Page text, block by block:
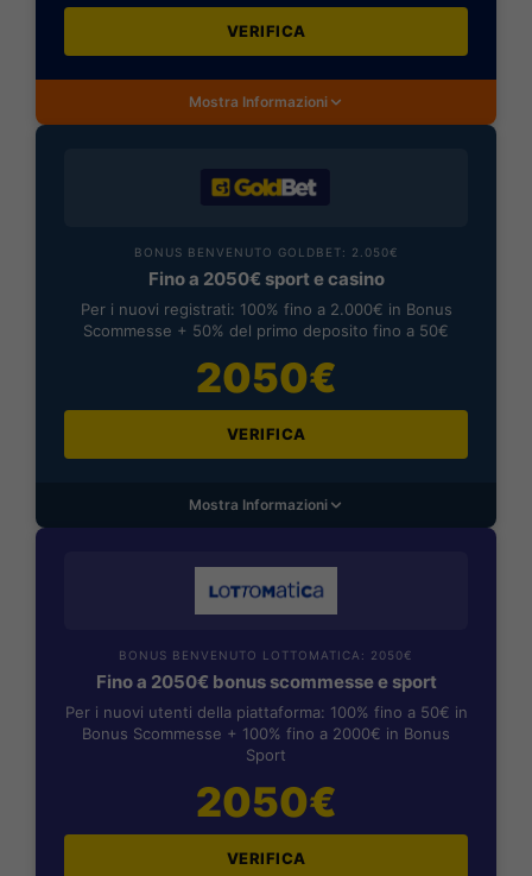
VERIFICA
Mostra Informazioni
BONUS BENVENUTO GOLDBET: 2.050€
Fino a 2050€ sport e casino
Per i nuovi registrati: 100% fino a 2.000€ in Bonus
Scommesse + 50% del primo deposito fino a 50€
2050€
VERIFICA
Mostra Informazioni
BONUS BENVENUTO LOTTOMATICA: 2050€
Fino a 2050€ bonus scommesse e sport
Per i nuovi utenti della piattaforma: 100% fino a 50€ in
Bonus Scommesse + 100% fino a 2000€ in Bonus
Sport
2050€
VERIFICA